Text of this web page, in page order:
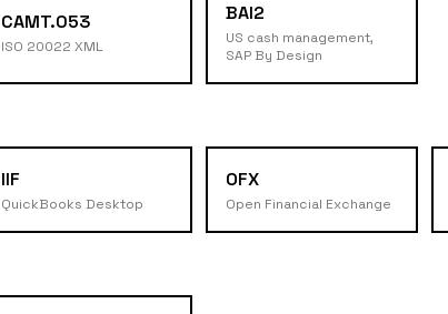
CAMT.053
ISO 20022 XML
BAI2
US cash management,
SAP By Design
IIF
QuickBooks Desktop
OFX
Open Financial Exchange